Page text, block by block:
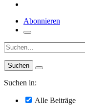
Abonnieren
Suche:
Suchen in:
Alle Beiträge